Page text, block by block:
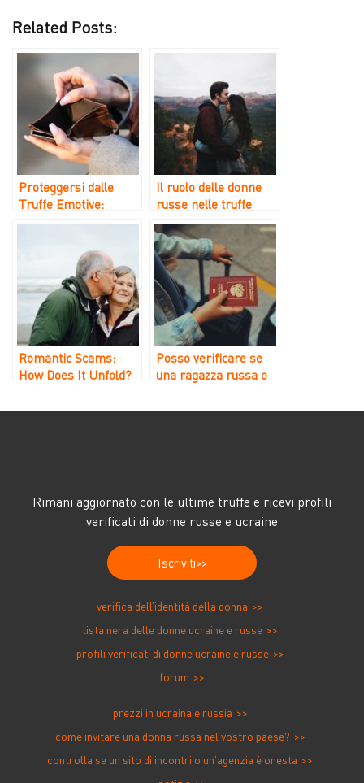
Related Posts:
Proteggersi dalle
Truffe Emotive:
Strategie e Consigli
Il ruolo delle donne
russe nelle truffe
sentimentali in
Kazakistan
Romantic Scams:
How Does It Unfold?
Posso verificare se
una ragazza russa o
Stati Uniti o in un
Rimani aggiornato con le ultime truffe e ricevi profili
verificati di donne russe e ucraine
Iscriviti
verifica dell’identità della donna
lista nera delle donne ucraine e russe
profili verificati di donne ucraine e russe
forum
prezzi in ucraina e russia
come invitare una donna russa nel vostro paese?
controlla se un sito di incontri o un’agenzia è onesta